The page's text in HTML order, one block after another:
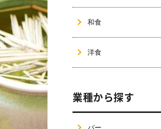
和食
洋食
業種から探す